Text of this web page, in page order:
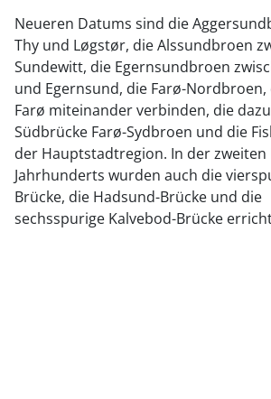
Neueren Datums sind die
Thy und Løgstør, die Alssundbroen
Sundewitt, die Egernsundbroen
und Egernsund, die Farø-Nordbroen,
Farø miteinander verbinden, die
Südbrücke Farø-Sydbroen und die
der Hauptstadtregion. In der zweiten
Jahrhunderts wurden auch die
Brücke, die Hadsund-Brücke und die
sechsspurige Kalvebod-Brücke